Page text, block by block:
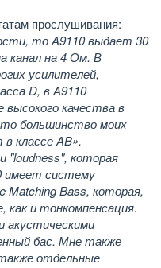
прослушивания:
то A9110 выдает 30
канал на 4 Ом. В
усилителей,
D, в A9110
высокого качества в
большинство моих
классе AB».
"loudness", которая
имеет систему
Matching Bass, которая,
и тонкомпенсация.
акустическими
бас. Мне также
отдельные